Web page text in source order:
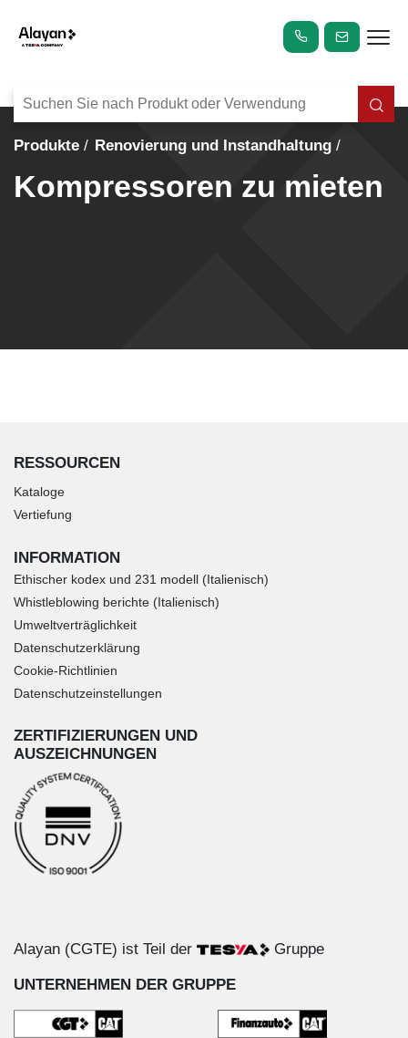
Produkte Renovierung und Instandhaltung
Kompressoren zu mieten
RESSOURCEN
Kataloge
Vertiefung
INFORMATION
Ethischer kodex und 231 modell (Italienisch)
Whistleblowing berichte (Italienisch)
Umweltverträglichkeit
Datenschutzerklärung
Cookie-Richtlinien
Datenschutzeinstellungen
ZERTIFIZIERUNGEN UND
AUSZEICHNUNGEN
Alayan (CGTE) ist Teil der Gruppe
UNTERNEHMEN DER GRUPPE